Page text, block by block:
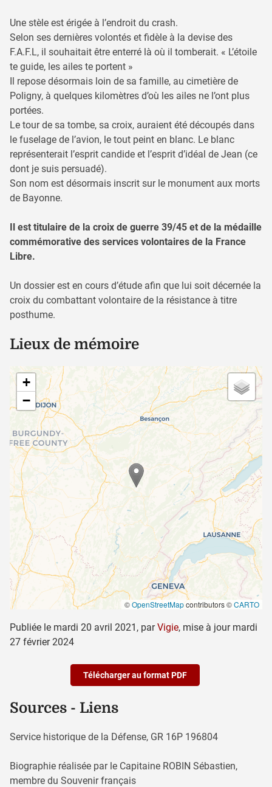
Une stèle est érigée à l’endroit du crash.
Selon ses dernières volontés et fidèle à la devise des
F.A.F.L, il souhaitait être enterré là où il tomberait. « L’étoile
te guide, les ailes te portent »
Il repose désormais loin de sa famille, au cimetière de
Poligny, à quelques kilomètres d’où les ailes ne l’ont plus
portées.
Le tour de sa tombe, sa croix, auraient été découpés dans
le fuselage de l’avion, le tout peint en blanc. Le blanc
représenterait l’esprit candide et l’esprit d’idéal de Jean (ce
dont je suis persuadé).
Son nom est désormais inscrit sur le monument aux morts
de Bayonne.
Il est titulaire de la croix de guerre 39/45 et de la médaille
commémorative des services volontaires de la France
Libre.
Un dossier est en cours d’étude afin que lui soit décernée la
croix du combattant volontaire de la résistance à titre
posthume.
Lieux de mémoire
+
−
©OpenStreetMapcontributors ©CARTO
Publiée le mardi 20 avril 2021 , parVigie, mise à jour mardi
27 février 2024
Télécharger au format PDF
Sources - Liens
Service historique de la Défense, GR 16P 196804
Biographie réalisée par le Capitaine ROBIN Sébastien,
membre du Souvenir français